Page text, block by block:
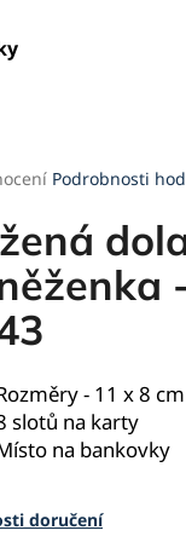
Podrobnosti
- 11 x 8 cm
slotů na karty
na bankovky
doručení